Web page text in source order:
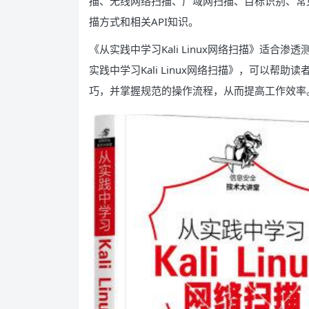
描方式和相关API知识。
《从实践中学习Kali Linux网络扫描》适合渗
实践中学习Kali Linux网络扫描》，可以帮助读
巧，并掌握规范的操作流程，从而提高工作效率